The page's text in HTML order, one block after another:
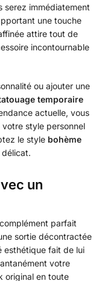
serez immédiatement
une touche
attire tout de
incontournable
ou ajouter une
temporaire
actuelle, vous
style personnel
le style bohème
un
parfait
sortie décontractée
esthétique fait de lui
votre
original en toute